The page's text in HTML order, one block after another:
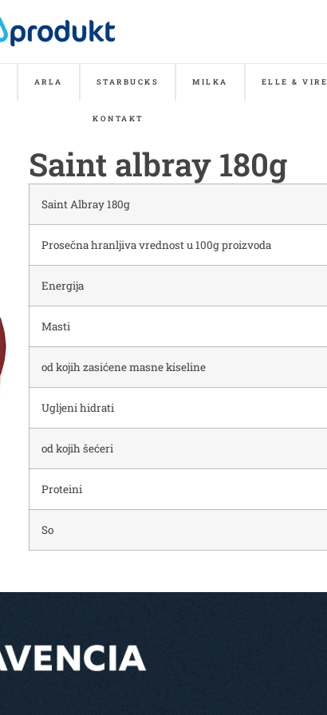
ARLA STARBUCKS MILKA ELLE & VIRE
KONTAKT
Saint albray 180g
Saint Albray 180g
Prosečna hranljiva vrednost u 100g proizvoda
Energija
Masti
od kojih zasićene masne kiseline
Ugljeni hidrati
od kojih šećeri
Proteini
So